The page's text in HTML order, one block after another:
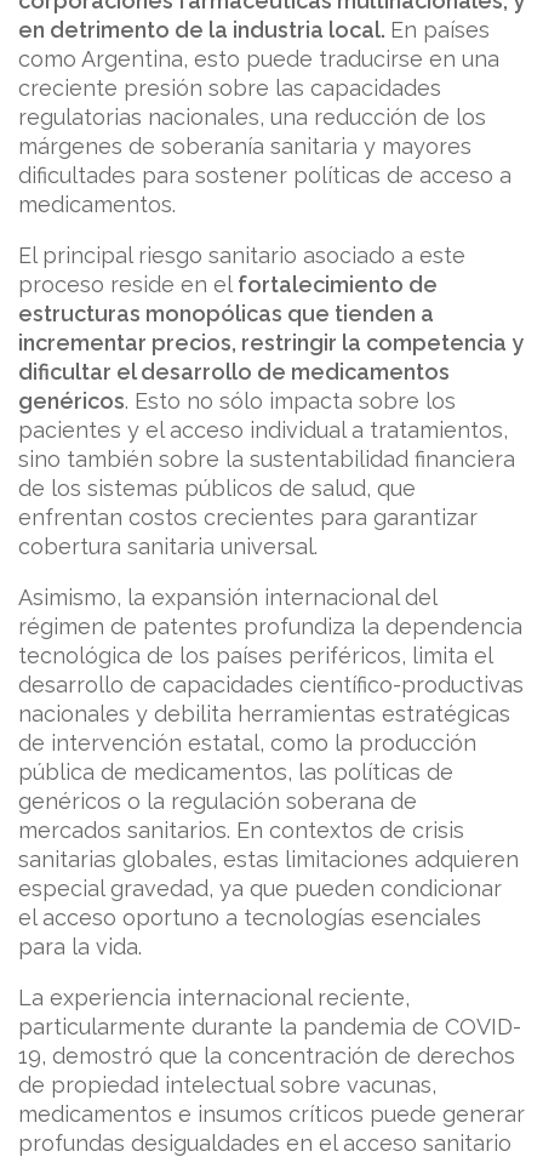
en detrimento de la industria local. En países
como Argentina, esto puede traducirse en una
creciente presión sobre las capacidades
regulatorias nacionales, una reducción de los
márgenes de soberanía sanitaria y mayores
dificultades para sostener políticas de acceso a
medicamentos.
El principal riesgo sanitario asociado a este
proceso reside en el fortalecimiento de
estructuras monopólicas que tienden a
incrementar precios, restringir la competencia y
dificultar el desarrollo de medicamentos
genéricos. Esto no sólo impacta sobre los
pacientes y el acceso individual a tratamientos,
sino también sobre la sustentabilidad financiera
de los sistemas públicos de salud, que
enfrentan costos crecientes para garantizar
cobertura sanitaria universal.
Asimismo, la expansión internacional del
régimen de patentes profundiza la dependencia
tecnológica de los países periféricos, limita el
desarrollo de capacidades científico-productivas
nacionales y debilita herramientas estratégicas
de intervención estatal, como la producción
pública de medicamentos, las políticas de
genéricos o la regulación soberana de
mercados sanitarios. En contextos de crisis
sanitarias globales, estas limitaciones adquieren
especial gravedad, ya que pueden condicionar
el acceso oportuno a tecnologías esenciales
para la vida.
La experiencia internacional reciente,
particularmente durante la pandemia de COVID-
19, demostró que la concentración de derechos
de propiedad intelectual sobre vacunas,
medicamentos e insumos críticos puede generar
profundas desigualdades en el acceso sanitario